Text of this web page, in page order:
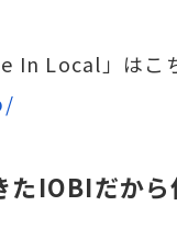
In Local」はこ
たIOBIだか